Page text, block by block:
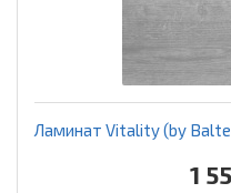
Ламинат Vitality (by
1